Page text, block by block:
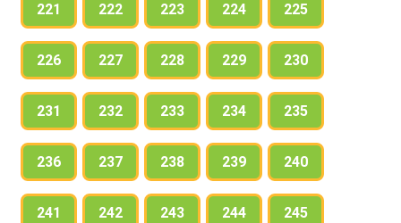
221 222 223 224 225
226 227 228 229 230
231 232 233 234 235
236 237 238 239 240
241 242 243 244 245